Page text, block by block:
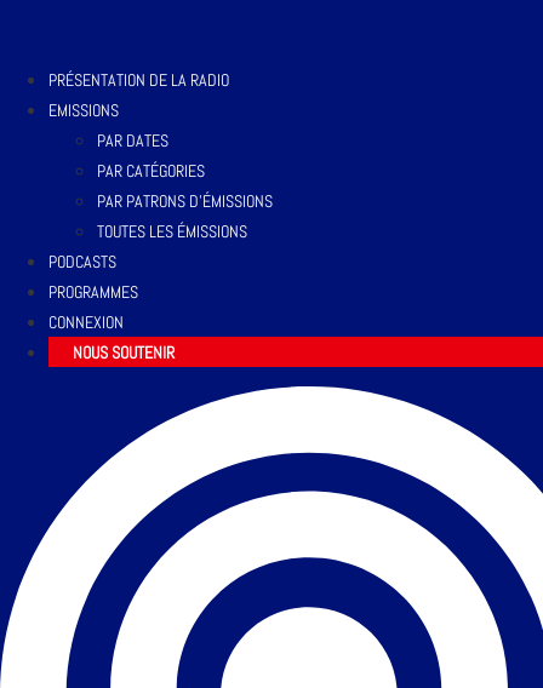
PRÉSENTATION DE LA RADIO
EMISSIONS
PAR DATES
PAR CATÉGORIES
PAR PATRONS D’ÉMISSIONS
TOUTES LES ÉMISSIONS
PODCASTS
PROGRAMMES
CONNEXION
NOUS SOUTENIR